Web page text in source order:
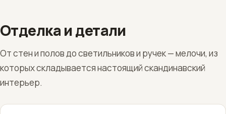
Отделка и детали
От стен и полов до светильников и ручек — мелочи, из
которых складывается настоящий скандинавский
интерьер.